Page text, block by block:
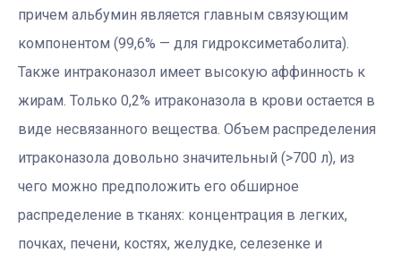
причем альбумин является главным связующим
компонентом (99,6% — для гидроксиметаболита).
Также интраконазол имеет высокую аффинность к
жирам. Только 0,2% итраконазола в крови остается в
виде несвязанного вещества. Объем распределения
итраконазола довольно значительный (>700 л), из
чего можно предположить его обширное
распределение в тканях: концентрация в легких,
почках, печени, костях, желудке, селезенке и